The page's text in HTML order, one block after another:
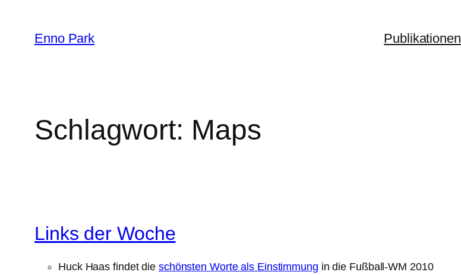
Inhalt
springen
Enno Park Publikationen
Schlagwort: Maps
Links der Woche
Huck Haas findet die schönsten Worte als Einstimmung in die Fußball-WM 2010